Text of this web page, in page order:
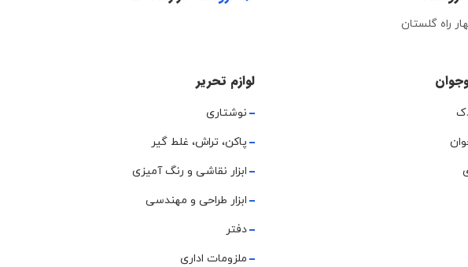
راه گلستان
لوازم تحریر
نوشتاری
پاکن، تراش، غلط گیر
ابزار نقاشی و رنگ آمیزی
ابزار طراحی و مهندسی
دفتر
ملزومات اداری